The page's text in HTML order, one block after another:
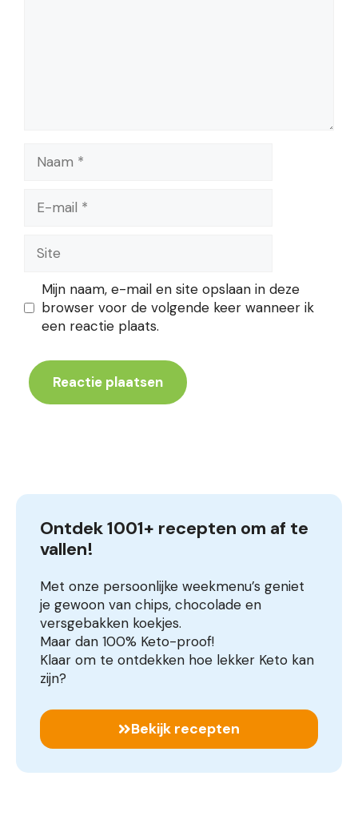
mail
Mijn naam, e-mail en site opslaan in deze
browser voor de volgende keer wanneer ik
een reactie plaats.
Ontdek 1001+ recepten om af te
vallen!
Met onze persoonlijke weekmenu’s geniet
je gewoon van chips, chocolade en
versgebakken koekjes.
Maar dan 100% Keto-proof!
Klaar om te ontdekken hoe lekker Keto kan
zijn?
Bekijk recepten